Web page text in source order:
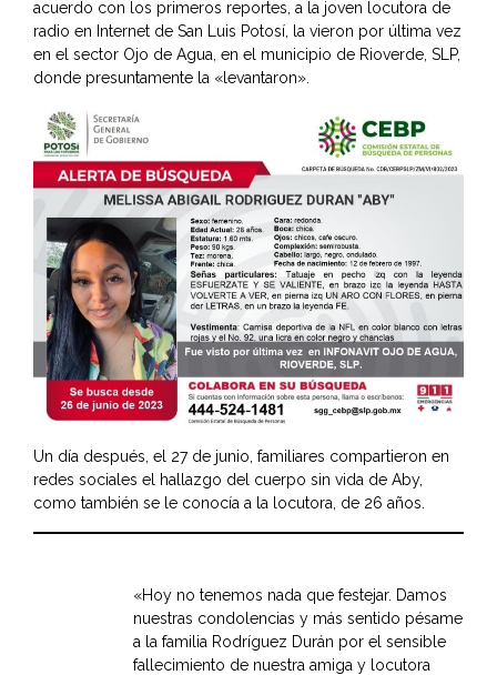
acuerdo con los primeros reportes, a la joven locutora de
radio en Internet de San Luis Potosí, la vieron por última vez
en el sector Ojo de Agua, en el municipio de Rioverde, SLP,
donde presuntamente la «levantaron».
Un día después, el 27 de junio, familiares compartieron en
redes sociales el hallazgo del cuerpo sin vida de Aby,
como también se le conocía a la locutora, de 26 años.
«Hoy no tenemos nada que festejar. Damos
nuestras condolencias y más sentido pésame
a la familia Rodríguez Durán por el sensible
fallecimiento de nuestra amiga y locutora